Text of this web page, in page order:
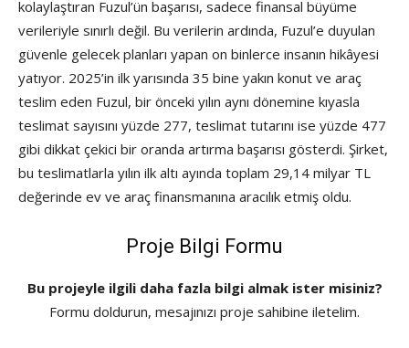
kolaylaştıran Fuzul’ün başarısı, sadece finansal büyüme
verileriyle sınırlı değil. Bu verilerin ardında, Fuzul’e duyulan
güvenle gelecek planları yapan on binlerce insanın hikâyesi
yatıyor. 2025’in ilk yarısında 35 bine yakın konut ve araç
teslim eden Fuzul, bir önceki yılın aynı dönemine kıyasla
teslimat sayısını yüzde 277, teslimat tutarını ise yüzde 477
gibi dikkat çekici bir oranda artırma başarısı gösterdi. Şirket,
bu teslimatlarla yılın ilk altı ayında toplam 29,14 milyar TL
değerinde ev ve araç finansmanına aracılık etmiş oldu.
Proje Bilgi Formu
Bu projeyle ilgili daha fazla bilgi almak ister misiniz?
Formu doldurun, mesajınızı proje sahibine iletelim.